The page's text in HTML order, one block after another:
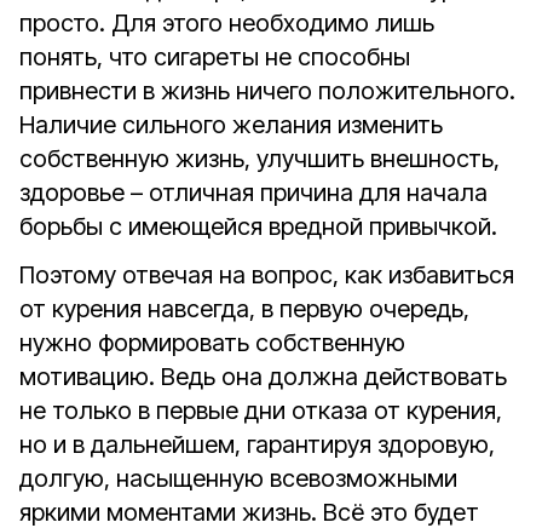
просто. Для этого необходимо лишь
понять, что сигареты не способны
привнести в жизнь ничего положительного.
Наличие сильного желания изменить
собственную жизнь, улучшить внешность,
здоровье – отличная причина для начала
борьбы с имеющейся вредной привычкой.
Поэтому отвечая на вопрос, как избавиться
от курения навсегда, в первую очередь,
нужно формировать собственную
мотивацию. Ведь она должна действовать
не только в первые дни отказа от курения,
но и в дальнейшем, гарантируя здоровую,
долгую, насыщенную всевозможными
яркими моментами жизнь. Всё это будет